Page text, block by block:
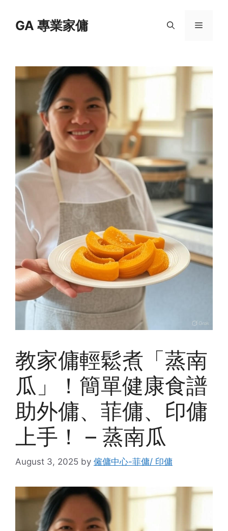
contentGA 專業家傭 Menu
教家傭輕鬆煮「蒸南
瓜」！簡單健康食譜
助外傭、菲傭、印傭
上手！ – 蒸南瓜
August 3, 2025 by 僱傭中心-菲傭/ 印傭